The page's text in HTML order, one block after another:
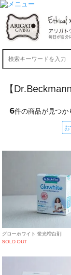
【
6件の商品が見つか
グローホワイト 蛍光増白剤
SOLD OUT